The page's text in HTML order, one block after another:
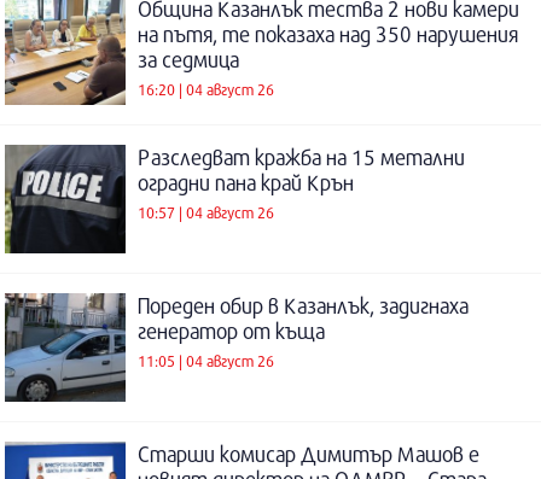
Община Казанлък тества 2 нови камери
на пътя, те показаха над 350 нарушения
за седмица
16:20 | 04 август 26
Разследват кражба на 15 метални
оградни пана край Крън
10:57 | 04 август 26
Пореден обир в Казанлък, задигнаха
генератор от къща
11:05 | 04 август 26
Старши комисар Димитър Машов е